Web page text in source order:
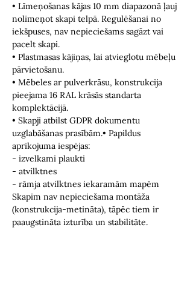
• Līmeņošanas kājas 10 mm diapazonā ļauj
nolīmeņot skapi telpā. Regulēšanai no
iekšpuses, nav nepieciešams sagāzt vai
pacelt skapi.
• Plastmasas kājiņas, lai atvieglotu mēbeļu
pārvietošanu.
• Mēbeles ar pulverkrāsu, konstrukcija
pieejama 16 RAL krāsās standarta
komplektācijā.
• Skapji atbilst GDPR dokumentu
uzglabāšanas prasībām.• Papildus
aprīkojuma iespējas:
- izvelkami plaukti
- atvilktnes
- rāmja atvilktnes iekaramām mapēm
Skapim nav nepieciešama montāža
(konstrukcija-metināta), tāpēc tiem ir
paaugstināta izturība un stabilitāte.